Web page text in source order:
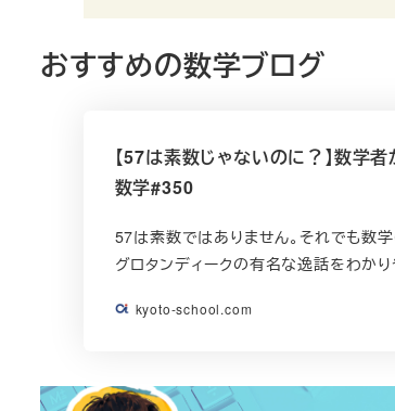
おすすめの数学ブログ
【57は素数じゃないのに？】数学
数学#350
57は素数ではありません。それでも数
グロタンディークの有名な逸話をわかり
kyoto-school.com